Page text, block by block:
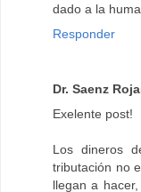
dado a la
Responder
Dr. Saenz
Exelente post!
Los dineros
tributación no
llegan a